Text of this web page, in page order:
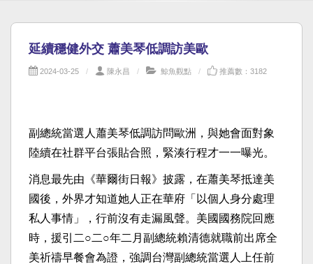
延續穩健外交 蕭美琴低調訪美歐
2024-03-25 陳永昌 鯨魚觀點 推薦數：3182
副總統當選人蕭美琴低調訪問歐洲，與她會面對象
陸續在社群平台張貼合照，緊湊行程才一一曝光。
消息最先由《華爾街日報》披露，在蕭美琴抵達美
國後，外界才知道她人正在華府「以個人身分處理
私人事情」，行前沒有走漏風聲。美國國務院回應
時，援引二○二○年二月副總統賴清德就職前出席全
美祈禱早餐會為證，強調台灣副總統當選人上任前